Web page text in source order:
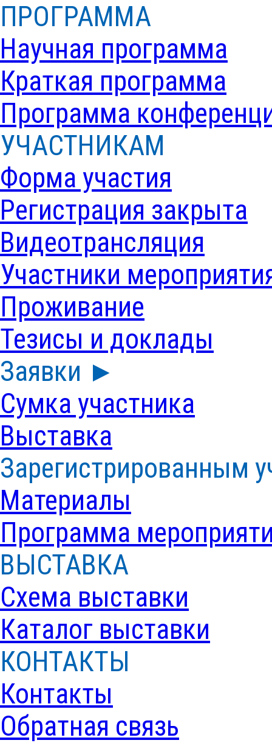
ПРОГРАММА
Научная программа
Краткая программа
Программа
УЧАСТНИКАМ
Форма участия
Регистрация закрыта
Видеотрансляция
Участники
Проживание
Тезисы и доклады
Заявки ►
Сумка участника
Выставка
Зарегистрированным
Материалы
Программа
ВЫСТАВКА
Схема выставки
Каталог выставки
КОНТАКТЫ
Контакты
Обратная связь